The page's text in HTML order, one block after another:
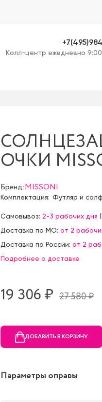
Kолл-центр ежедневно
ОЧКИ
Бренд:MISSONI
Комплектация: Футляр и
Самовывоз: 2-3 рабочих дня (
Доставка по МО: от 2
Доставка по России: от 2
Подробнее о доставке
19 306 ₷ 27 580 ₷
ДОБАВИТЬ В КОРЗИНУ
Параметры оправы